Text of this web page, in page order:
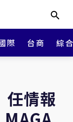
際 台商 綜
任情報